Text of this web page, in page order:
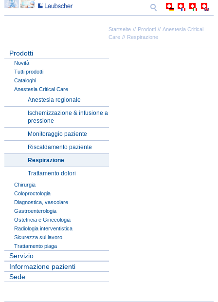
Startseite Prodotti
Anestesia Critical
Care
Respirazione
Prodotti
Novità
Tutti prodotti
Cataloghi
Anestesia Critical Care
Anestesia regionale
Ischemizzazione & infusione a
pressione
Monitoraggio paziente
Riscaldamento paziente
Respirazione
Trattamento dolori
Chirurgia
Coloproctologia
Diagnostica, vascolare
Gastroenterologia
Ostetricia e Ginecologia
Radiologia interventistica
Sicurezza sul lavoro
Trattamento piaga
Servizio
Informazione pazienti
Sede